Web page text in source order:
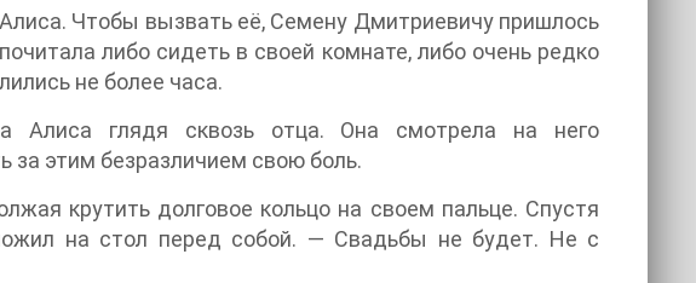
Чтобы вызвать её, Семену Дмитриевичу пришлось
либо сидеть в своей комнате, либо очень редко
не более часа.
глядя сквозь отца. Она смотрела на него
за этим безразличием свою боль.
крутить долговое кольцо на своем пальце. Спустя
на стол перед собой. — Свадьбы не будет. Не с